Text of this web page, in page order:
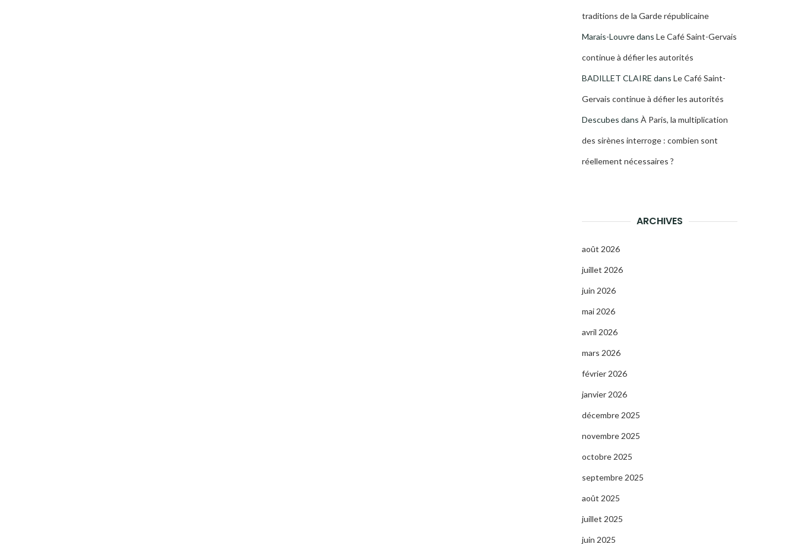
traditions de la Garde républicaine
Marais-Louvredans Le Café Saint-Gervais
continue à défier les autorités
BADILLET CLAIRE dans Le Café Saint-
Gervais continue à défier les autorités
Descubes dans À Paris, la multiplication
des sirènes interroge : combien sont
réellement nécessaires ?
ARCHIVES
août 2026
juillet 2026
juin 2026
mai 2026
avril 2026
mars 2026
février 2026
janvier 2026
décembre 2025
novembre 2025
octobre 2025
septembre 2025
août 2025
juillet 2025
juin 2025